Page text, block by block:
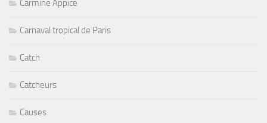
Carmine Appice
Carnaval tropical de Paris
Catch
Catcheurs
Causes